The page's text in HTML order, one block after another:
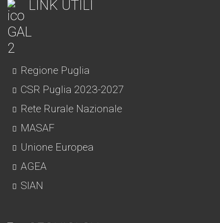
LINK UTILI
Regione Puglia
CSR Puglia 2023-2027
Rete Rurale Nazionale
MASAF
Unione Europea
AGEA
SIAN